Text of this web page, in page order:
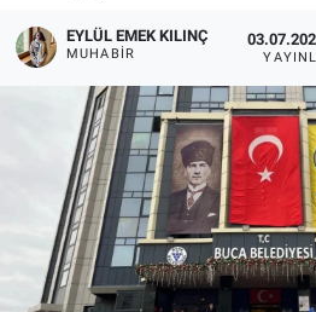
EYLÜL EMEK KILINÇ
MUHABIR